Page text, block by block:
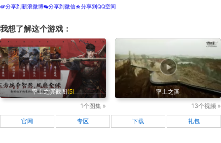
t分享到新浪微博w分享到微信z分享到QQ空间
我想了解这个游戏：
率土之滨截图(5)
1个图集 »
率土之滨
13个视频 »
官网 专区 下载 礼包